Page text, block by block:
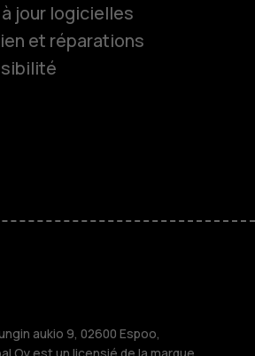
jour logicielles
et réparations
aukio 9, 02600 Espoo,
Oy est un licensié de la marque